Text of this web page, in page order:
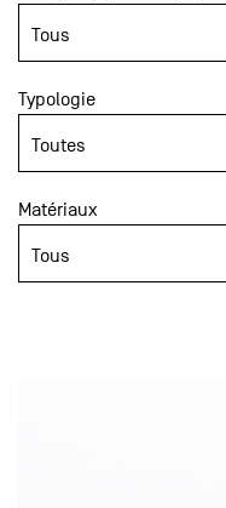
Typologie
Matériaux